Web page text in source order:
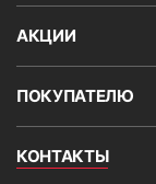
АКЦИИ
ПОКУПАТЕЛЮ
КОНТАКТЫ